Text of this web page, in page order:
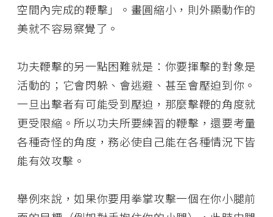
空間內完成的鞭擊」。畫圓縮小，則外顯動作的
美就不容易察覺了。
功夫鞭擊的另一點困難就是：你要揮擊的對象是
活動的；它會閃躲、會逃避、甚至會壓迫到你。
一旦出擊者有可能受到壓迫，那麼擊鞭的角度就
更受限縮。所以功夫所要練習的鞭擊，還要考量
各種奇怪的角度，務必使自己能在各種情況下皆
能有效攻擊。
舉例來說，如果你要用拳掌攻擊一個在你小腿前